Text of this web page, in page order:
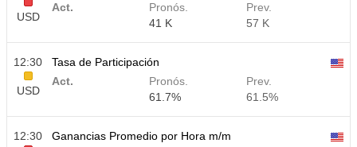
USD
Act.
Pronós.
41 K
Prev.
57 K
12:30
USD
Tasa de Participación
Act.
Pronós.
61.7%
Prev.
61.5%
12:30
Ganancias Promedio por Hora m/m